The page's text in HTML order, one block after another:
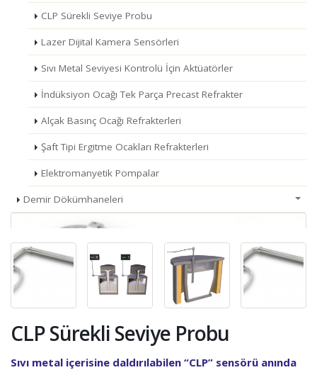
CLP Sürekli Seviye Probu
Lazer Dijital Kamera Sensörleri
Sıvı Metal Seviyesi Kontrolü İçin Aktüatörler
İndüksiyon Ocağı Tek Parça Precast Refrakter
Alçak Basınç Ocağı Refrakterleri
Şaft Tipi Ergitme Ocakları Refrakterleri
Elektromanyetik Pompalar
Demir Dökümhaneleri
CLP Sürekli Seviye Probu
Sıvı metal içerisine daldırılabilen “CLP” sensörü anında